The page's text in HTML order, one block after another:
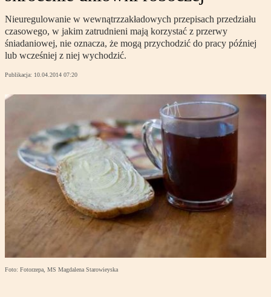
Nieuregulowanie w wewnątrzzakładowych przepisach przedziału
czasowego, w jakim zatrudnieni mają korzystać z przerwy
śniadaniowej, nie oznacza, że mogą przychodzić do pracy później
lub wcześniej z niej wychodzić.
Publikacja: 10.04.2014 07:20
Foto: Fotorzepa, MS Magdalena Starowieyska